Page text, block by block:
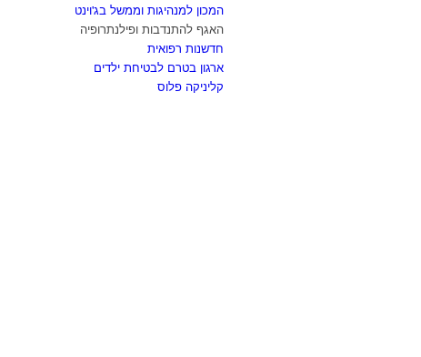
המכון למנהיגות וממשל בג'וינט
האגף להתנדבות ופילנתרופיה
חדשנות רפואית
ארגון בטרם לבטיחת ילדים
קליניקה פלוס